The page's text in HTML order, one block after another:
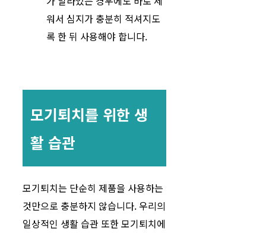
워서 심지가 충분히 적셔지도
록 한 뒤 사용해야 합니다.
모기퇴치를 위한 생
활 습관
모기퇴치는 단순히 제품을 사용하는
것만으로 충분하지 않습니다. 우리의
일상적인 생활 습관 또한 모기퇴치에